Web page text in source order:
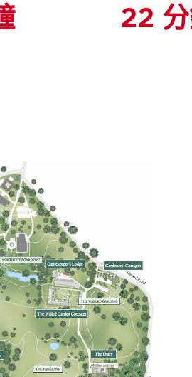
伯克利集團作品集
屢獲殊榮的開發項目指
南
我們在倫敦、伯明翰和
的高品質住宅。如果你
房或投資房地產，我們希
你的房地產
提供全方位諮詢服務，確
22